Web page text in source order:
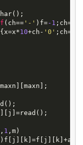
(ch=='-' )f=-1
10+ch- '0'
1 ,m)